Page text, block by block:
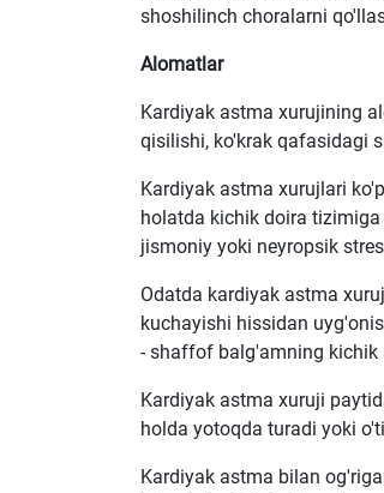
shoshilinch choralarni
Alomatlar
Kardiyak astma xurujining
qisilishi, ko'krak qafasidagi
Kardiyak astma xurujlari
holatda kichik doira
jismoniy yoki neyropsik
Odatda kardiyak astma
kuchayishi hissidan
- shaffof balg'amning kichik
Kardiyak astma xuruji
holda yotoqda turadi yoki
Kardiyak astma bilan